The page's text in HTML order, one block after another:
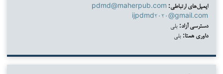
ایمیل‌های ارتباطی: pdmd@maherpub.com
ijpdmd۲۰۲۰@gmail.com
دسترسی آزاد: بلی
داوری همتا: بلی